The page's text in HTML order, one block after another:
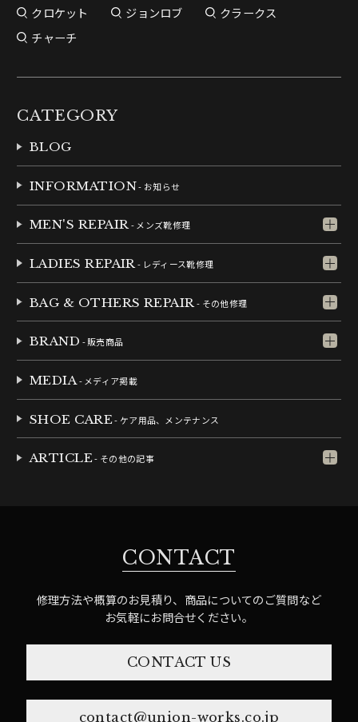
クロケット
ジョンロブ
クラークス
チャーチ
CATEGORY
BLOG
INFORMATION- お知らせ
MEN'S REPAIR- メンズ靴修理
LADIES REPAIR- レディース靴修理
BAG & OTHERS REPAIR - その他修理
BRAND - 販売商品
MEDIA- メディア掲載
SHOE CARE- ケア用品、メンテナンス
ARTICLE- その他の記事
CONTACT
修理方法や概算のお見積り、商品についてのご質問など
お気軽にお問合せください。
CONTACT US
contact@union-works.co.jp